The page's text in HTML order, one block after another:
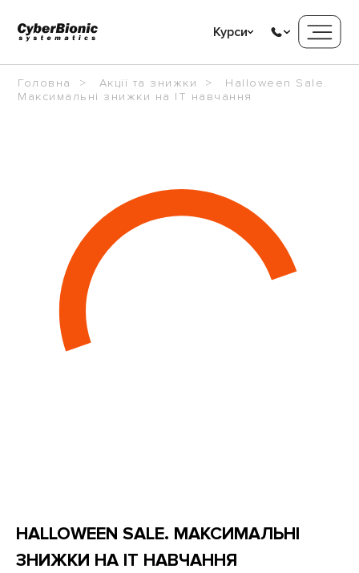
Курси
Головна Акції та знижки
Halloween Sale.
Максимальні знижки на IT навчання
HALLOWEEN SALE. МАКСИМАЛЬНІ
ЗНИЖКИ НА IT НАВЧАННЯ